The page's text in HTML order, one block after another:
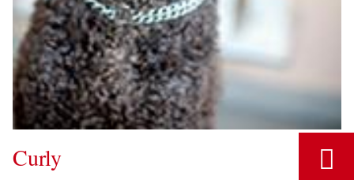
Curly